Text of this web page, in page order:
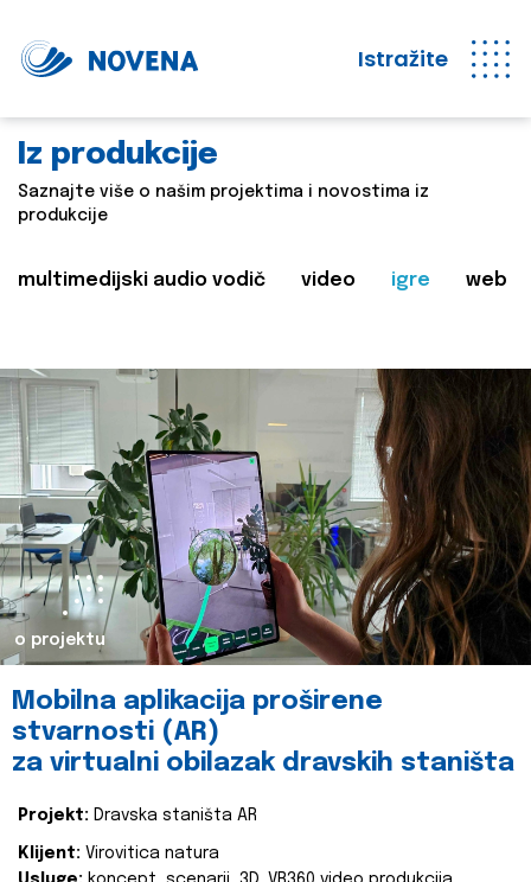
Istražite
Iz produkcije
Saznajte više o našim projektima i novostima iz
produkcije
multimedijski audio vodič video igre web
o projektu
Mobilna aplikacija proširene
stvarnosti (AR)
za virtualni obilazak dravskih staništa
Projekt: Dravska staništa AR
Klijent: Virovitica natura